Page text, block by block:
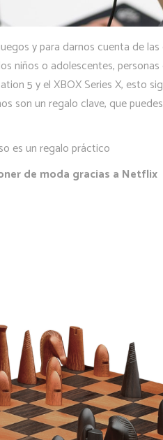
y para darnos cuenta de
niños o adolescentes,
5 y el XBOX Series X, esto
son un regalo clave, que
es un regalo práctico
de moda gracias a Netflix